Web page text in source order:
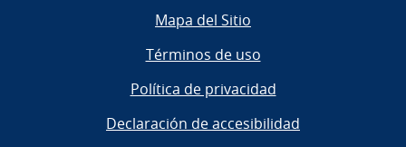
Mapa del Sitio
Términos de uso
Política de privacidad
Declaración de accesibilidad